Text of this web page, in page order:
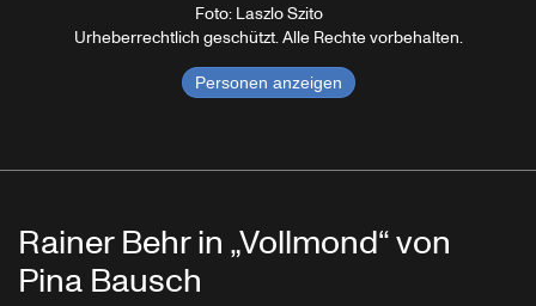
Foto: Laszlo Szito
Urheberrechtlich geschützt. Alle Rechte vorbehalten.
Personen anzeigen
Rainer Behr in „Vollmond“ von
Pina Bausch